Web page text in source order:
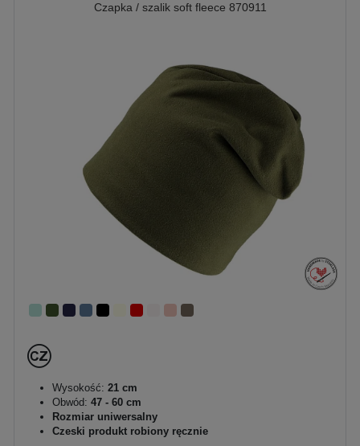
Czapka / szalik soft fleece 870911
Wysokość: 21 cm
Obwód: 47 - 60 cm
Rozmiar uniwersalny
Czeski produkt robiony ręcznie